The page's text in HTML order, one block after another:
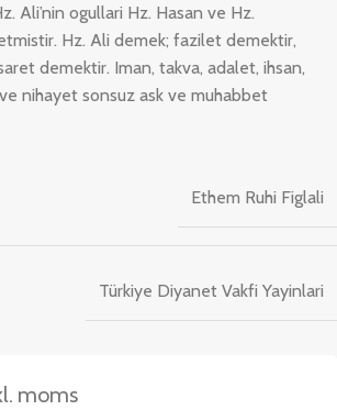
Ali’nin ogullari Hz. Hasan ve Hz.
Hz. Ali demek; fazilet demektir,
demektir. Iman, takva, adalet, ihsan,
nihayet sonsuz ask ve muhabbet
Ethem Ruhi Figlali
Türkiye Diyanet Vakfi Yayinlari
moms